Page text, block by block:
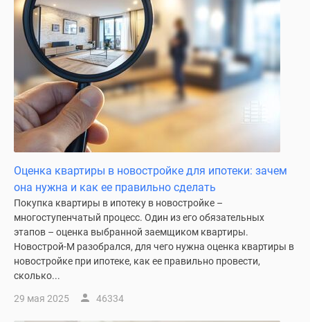
Оценка квартиры в новостройке для ипотеки: зачем
она нужна и как ее правильно сделать
Покупка квартиры в ипотеку в новостройке –
многоступенчатый процесс. Один из его обязательных
этапов – оценка выбранной заемщиком квартиры.
Новострой-М разобрался, для чего нужна оценка квартиры в
новостройке при ипотеке, как ее правильно провести,
сколько...
29 мая 2025 46334